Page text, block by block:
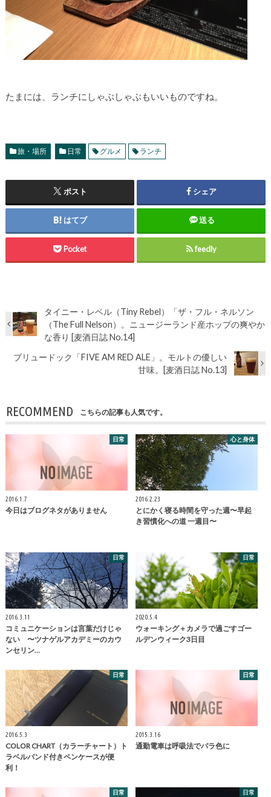
たまには、ランチにしゃぶしゃぶもいいものですね。
旅・場所 日常 グルメ ランチ
ポスト シェア
はてブ 送る
Pocket feedly
タイニー・レベル（Tiny Rebel）「ザ・フル・ネルソン
（The Full Nelson）。ニュージーランド産ホップの爽やか
な香り [麦酒日誌 No.14]
ブリュードック「FIVE AM RED ALE」。モルトの優しい
甘味。[麦酒日誌 No.13]
RECOMMEND こちらの記事も人気です。
日常
2016.1.7
今日はブログネタがありません
心と身体
2016.2.23
とにかく寝る時間を守った週〜早起
き習慣化への道 一週目〜
日常
2016.3.11
コミュニケーションは言葉だけじゃ
ない 〜ツナゲルアカデミーのカウ
ンセリン…
日常
2020.5.4
ウォーキング＋カメラで過ごすゴー
ルデンウィーク3日目
日常
2016.5.3
COLOR CHART（カラーチャート）ト
ラベルバンド付きペンケースが便
利！
日常
2015.3.16
通勤電車は呼吸法でバラ色に
日常 日常